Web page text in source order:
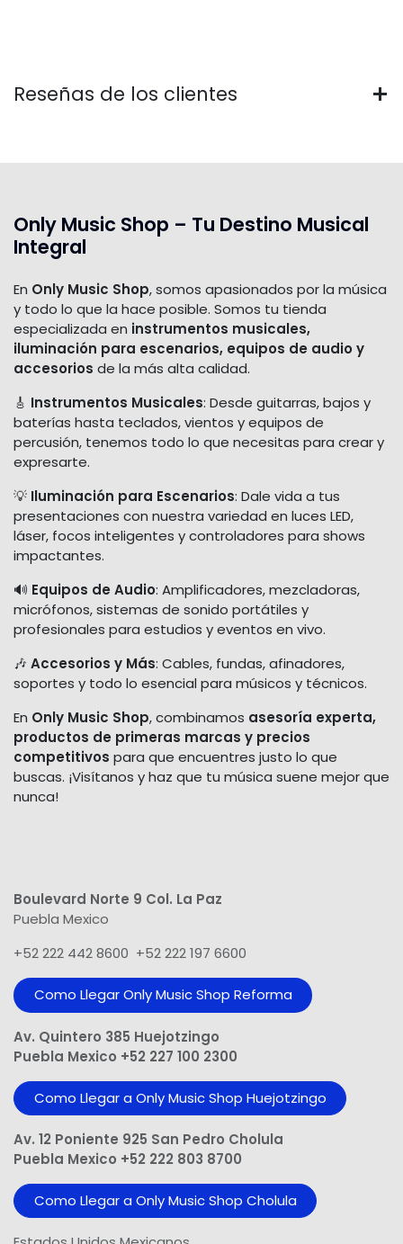
Reseñas de los clientes
Only Music Shop – Tu Destino Musical
Integral
En Only Music Shop, somos apasionados por la música
y todo lo que la hace posible. Somos tu tienda
especializada en instrumentos musicales,
iluminación para escenarios, equipos de audio y
accesorios de la más alta calidad.
🎸 Instrumentos Musicales: Desde guitarras, bajos y
baterías hasta teclados, vientos y equipos de
percusión, tenemos todo lo que necesitas para crear y
expresarte.
💡 Iluminación para Escenarios: Dale vida a tus
presentaciones con nuestra variedad en luces LED,
láser, focos inteligentes y controladores para shows
impactantes.
🔊 Equipos de Audio: Amplificadores, mezcladoras,
micrófonos, sistemas de sonido portátiles y
profesionales para estudios y eventos en vivo.
🎶 Accesorios y Más: Cables, fundas, afinadores,
soportes y todo lo esencial para músicos y técnicos.
En Only Music Shop, combinamos asesoría experta,
productos de primeras marcas y precios
competitivos para que encuentres justo lo que
buscas. ¡Visítanos y haz que tu música suene mejor que
nunca!
Boulevard Norte 9 Col. La Paz
Puebla Mexico
+52 222 442 8600 +52 222 197 6600
Como Llegar Only Music Shop​ Reforma
Av. Quintero 385 Huejotzingo
Puebla Mexico +52 227 100 2300
Como Llegar a Only Music Shop Huejotzingo
Av. 12 Poniente 925 San Pedro Cholula
Puebla Mexico +52 222 803 8700
Como Llegar a Only Music Shop Cholula